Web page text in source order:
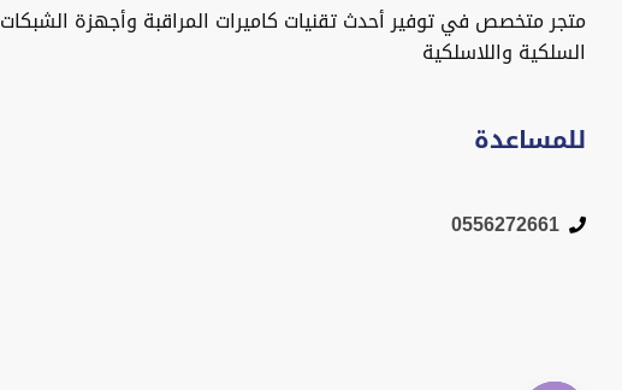
متجر متخصص في توفير أحدث تقنيات كاميرات المراقبة وأجهزة الشبكات
السلكية واللاسلكية
للمساعدة
0556272661